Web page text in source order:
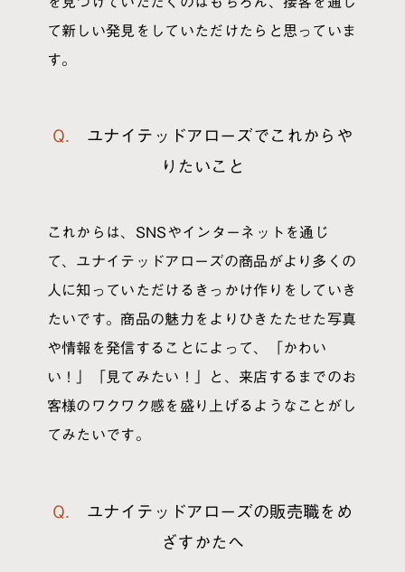
て新しい発見をしていただけたらと思っていま
す。
Q. ユナイテッドアローズでこれからや
りたいこと
これからは、SNSやインターネットを通じ
て、ユナイテッドアローズの商品がより多くの
人に知っていただけるきっかけ作りをしていき
たいです。商品の魅力をよりひきたたせた写真
や情報を発信することによって、「かわい
い！」「見てみたい！」と、来店するまでのお
客様のワクワク感を盛り上げるようなことがし
てみたいです。
Q. ユナイテッドアローズの販売職をめ
ざすかたへ